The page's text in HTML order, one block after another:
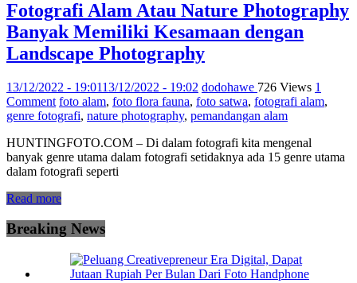
Fotografi Alam Atau Nature Photography
Banyak Memiliki Kesamaan dengan
Landscape Photography
13/12/2022 - 19:0113/12/2022 - 19:02 dodohawe 726 Views 1
Comment foto alam, foto flora fauna, foto satwa, fotografi alam,
genre fotografi, nature photography, pemandangan alam
HUNTINGFOTO.COM – Di dalam fotografi kita mengenal
banyak genre utama dalam fotografi setidaknya ada 15 genre utama
dalam fotografi seperti
Read more
Breaking News